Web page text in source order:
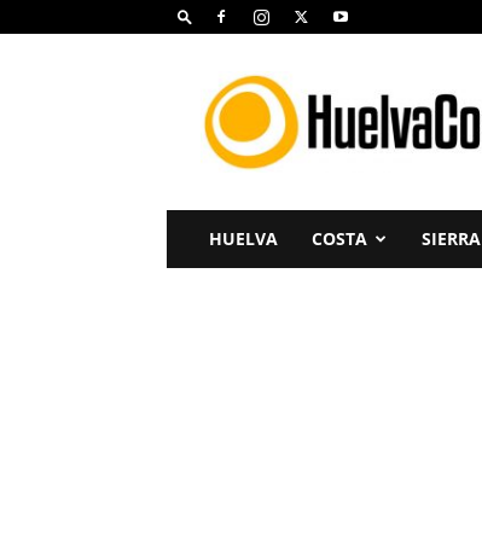
Huelva
Costa
HUELVA COSTA SIERRA